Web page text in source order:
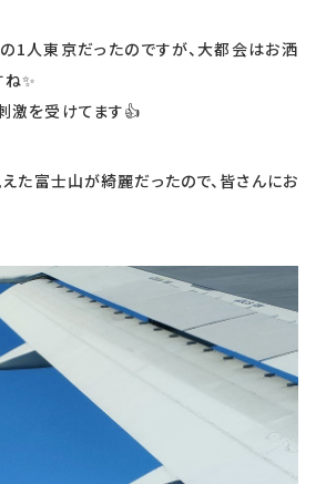
1人東京だったのですが、大都会はお洒
✨
激を受けてます👍
た富士山が綺麗だったので、皆さんにお